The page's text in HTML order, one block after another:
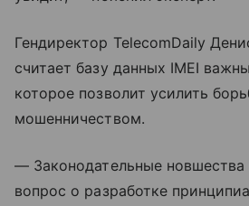
Гендиректор TelecomDaily
считает базу данных IMEI
которое позволит усилить
мошенничеством.
— Законодательные новшества
вопрос о разработке